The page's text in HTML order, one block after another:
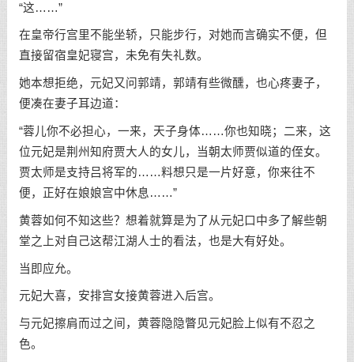
“这……”
在皇帝行宫里不能坐轿，只能步行，对她而言确实不便，但
直接留宿皇妃寝宫，未免有失礼数。
她本想拒绝，元妃又问郭靖，郭靖有些微醺，也心疼妻子，
便凑在妻子耳边道：
“蓉儿你不必担心，一来，天子身体……你也知晓；二来，这
位元妃是荆州知府贾大人的女儿，当朝太师贾似道的侄女。
贾太师是支持吕将军的……料想只是一片好意，你来往不
便，正好在娘娘宫中休息……”
黄蓉如何不知这些？想着就算是为了从元妃口中多了解些朝
堂之上对自己这帮江湖人士的看法，也是大有好处。
当即应允。
元妃大喜，安排宫女接黄蓉进入后宫。
与元妃擦肩而过之间，黄蓉隐隐瞥见元妃脸上似有不忍之
色。